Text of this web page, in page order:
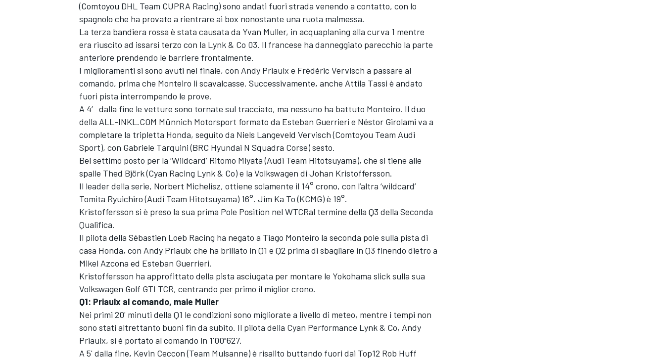
(Comtoyou DHL Team CUPRA Racing) sono andati fuori strada venendo a contatto, con lo
spagnolo che ha provato a rientrare ai box nonostante una ruota malmessa.
La terza bandiera rossa è stata causata da Yvan Muller, in acquaplaning alla curva 1 mentre
era riuscito ad issarsi terzo con la Lynk & Co 03. Il francese ha danneggiato parecchio la parte
anteriore prendendo le barriere frontalmente.
I miglioramenti si sono avuti nel finale, con Andy Priaulx e Frédéric Vervisch a passare al
comando, prima che Monteiro li scavalcasse. Successivamente, anche Attila Tassi è andato
fuori pista interrompendo le prove.
A 4′ dalla fine le vetture sono tornate sul tracciato, ma nessuno ha battuto Monteiro. Il duo
della ALL-INKL.COM Münnich Motorsport formato da Esteban Guerrieri e Néstor Girolami va a
completare la tripletta Honda, seguito da Niels Langeveld Vervisch (Comtoyou Team Audi
Sport), con Gabriele Tarquini (BRC Hyundai N Squadra Corse) sesto.
Bel settimo posto per la ‘Wildcard’ Ritomo Miyata (Audi Team Hitotsuyama), che si tiene alle
spalle Thed Björk (Cyan Racing Lynk & Co) e la Volkswagen di Johan Kristoffersson.
Il leader della serie, Norbert Michelisz, ottiene solamente il 14° crono, con l’altra ‘wildcard’
Tomita Ryuichiro (Audi Team Hitotsuyama) 16°. Jim Ka To (KCMG) è 19°.
Kristoffersson si è preso la sua prima Pole Position nel WTCRal termine della Q3 della Seconda
Qualifica.
Il pilota della Sébastien Loeb Racing ha negato a Tiago Monteiro la seconda pole sulla pista di
casa Honda, con Andy Priaulx che ha brillato in Q1 e Q2 prima di sbagliare in Q3 finendo dietro a
Mikel Azcona ed Esteban Guerrieri.
Kristoffersson ha approfittato della pista asciugata per montare le Yokohama slick sulla sua
Volkswagen Golf GTI TCR, centrando per primo il miglior crono.
Q1: Priaulx al comando, male Muller
Nei primi 20' minuti della Q1 le condizioni sono migliorate a livello di meteo, mentre i tempi non
sono stati altrettanto buoni fin da subito. Il pilota della Cyan Performance Lynk & Co, Andy
Priaulx, si è portato al comando in 1'00"627.
A 5' dalla fine, Kevin Ceccon (Team Mulsanne) è risalito buttando fuori dai Top12 Rob Huff